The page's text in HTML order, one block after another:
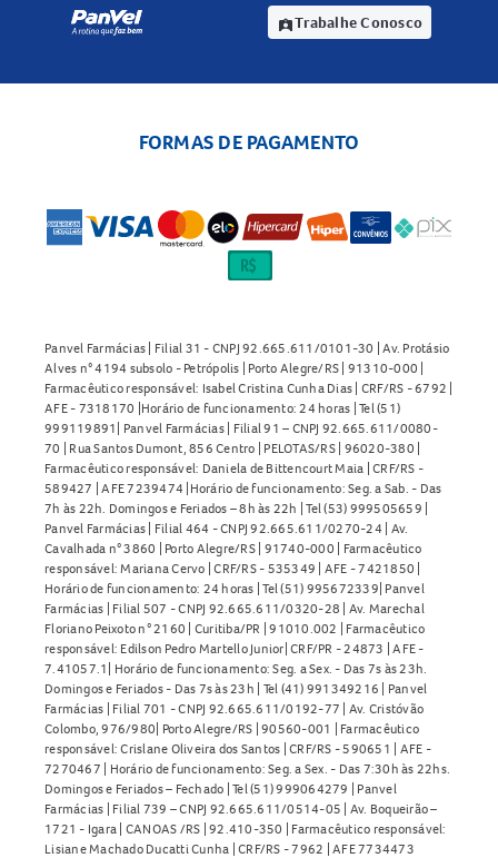
assignment_indTrabalhe Conosco
FORMAS DE PAGAMENTO
Panvel Farmácias | Filial 31 - CNPJ 92.665.611/0101-30 | Av. Protásio
Alves n° 4194 subsolo - Petrópolis | Porto Alegre/RS | 91310-000 |
Farmacêutico responsável: Isabel Cristina Cunha Dias | CRF/RS - 6792 |
AFE - 7318170 |Horário de funcionamento: 24 horas | Tel (51)
999119891| Panvel Farmácias | Filial 91 – CNPJ 92.665.611/0080-
70 | Rua Santos Dumont, 856 Centro | PELOTAS/RS | 96020-380 |
Farmacêutico responsável: Daniela de Bittencourt Maia | CRF/RS -
589427 | AFE 7239474 |Horário de funcionamento: Seg. a Sab. - Das
7h às 22h. Domingos e Feriados – 8h às 22h | Tel (53) 999505659 |
Panvel Farmácias | Filial 464 - CNPJ 92.665.611/0270-24 | Av.
Cavalhada n° 3860 | Porto Alegre/RS | 91740-000 | Farmacêutico
responsável: Mariana Cervo | CRF/RS - 535349 | AFE - 7421850 |
Horário de funcionamento: 24 horas | Tel (51) 995672339| Panvel
Farmácias | Filial 507 - CNPJ 92.665.611/0320-28 | Av. Marechal
Floriano Peixoto n° 2160 | Curitiba/PR | 91010.002 | Farmacêutico
responsável: Edilson Pedro Martello Junior| CRF/PR - 24873 | AFE -
7.41057.1| Horário de funcionamento: Seg. a Sex. - Das 7s às 23h.
Domingos e Feriados - Das 7s às 23h | Tel (41) 991349216 | Panvel
Farmácias | Filial 701 - CNPJ 92.665.611/0192-77 | Av. Cristóvão
Colombo, 976/980| Porto Alegre/RS | 90560-001 | Farmacêutico
responsável: Crislane Oliveira dos Santos | CRF/RS - 590651 | AFE -
7270467 | Horário de funcionamento: Seg. a Sex. - Das 7:30h às 22hs.
Domingos e Feriados – Fechado | Tel (51) 999064279 | Panvel
Farmácias | Filial 739 – CNPJ 92.665.611/0514-05 | Av. Boqueirão –
1721 - Igara | CANOAS /RS | 92.410-350 | Farmacêutico responsável:
Lisiane Machado Ducatti Cunha | CRF/RS - 7962 | AFE 7734473